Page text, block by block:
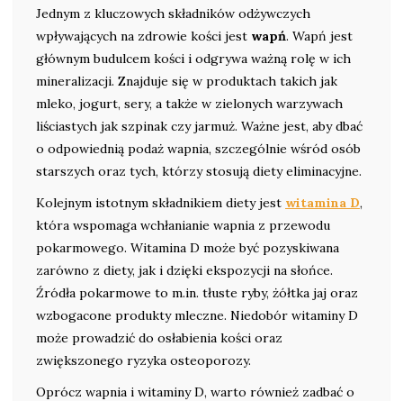
Jednym z kluczowych składników odżywczych
wpływających na zdrowie kości jest wapń. Wapń jest
głównym budulcem kości i odgrywa ważną rolę w ich
mineralizacji. Znajduje się w produktach takich jak
mleko, jogurt, sery, a także w zielonych warzywach
liściastych jak szpinak czy jarmuż. Ważne jest, aby dbać
o odpowiednią podaż wapnia, szczególnie wśród osób
starszych oraz tych, którzy stosują diety eliminacyjne.
Kolejnym istotnym składnikiem diety jest witamina D,
która wspomaga wchłanianie wapnia z przewodu
pokarmowego. Witamina D może być pozyskiwana
zarówno z diety, jak i dzięki ekspozycji na słońce.
Źródła pokarmowe to m.in. tłuste ryby, żółtka jaj oraz
wzbogacone produkty mleczne. Niedobór witaminy D
może prowadzić do osłabienia kości oraz
zwiększonego ryzyka osteoporozy.
Oprócz wapnia i witaminy D, warto również zadbać o